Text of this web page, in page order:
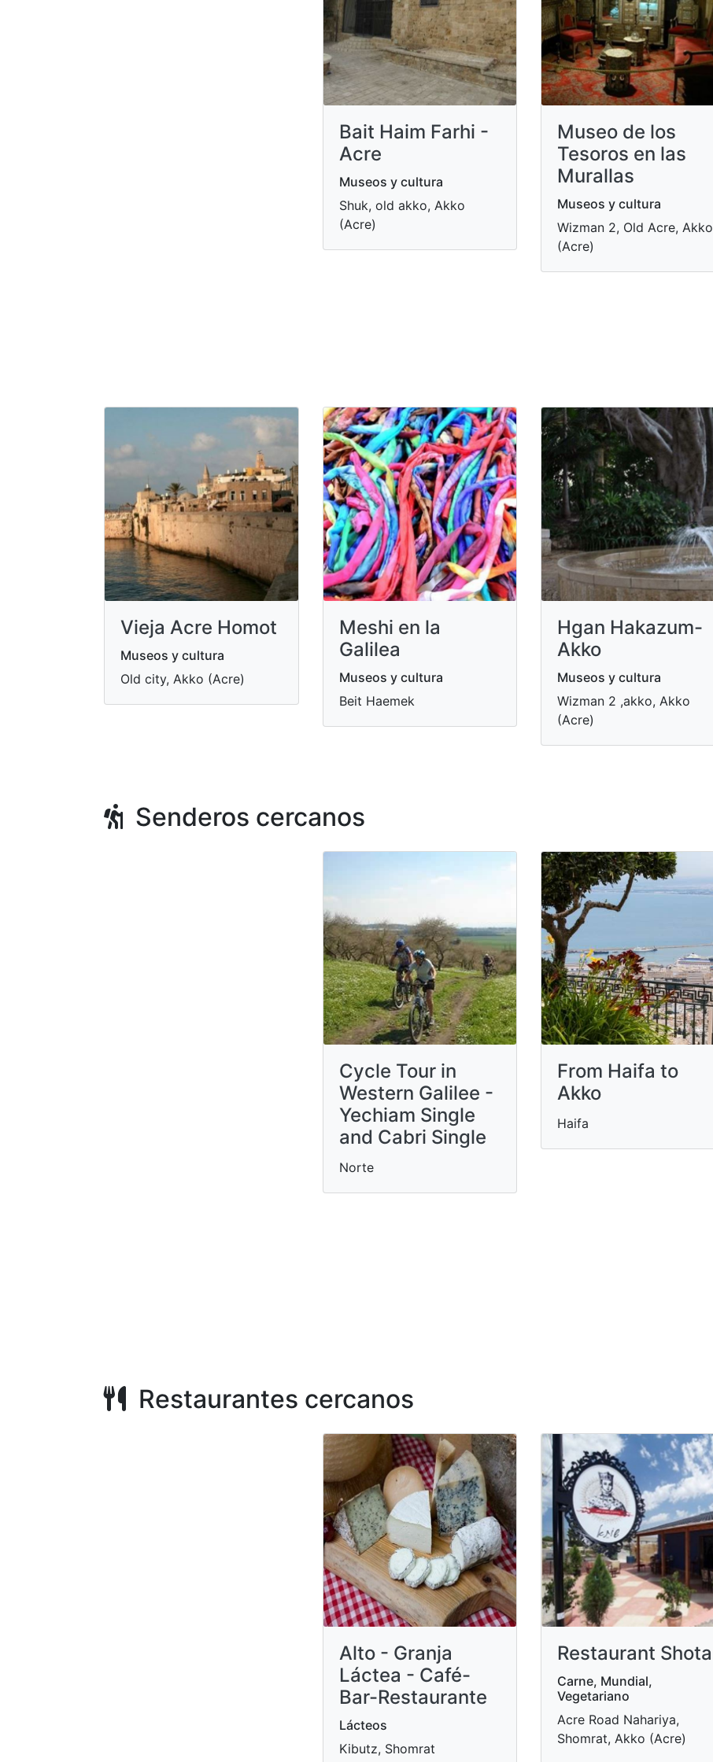
Bait Haim Farhi -
Acre
Museos y cultura
Shuk, old akko, Akko
(Acre)
Museo de los
Tesoros en las
Murallas
Museos y cultura
Wizman 2, Old Acre, Akko
(Acre)
Vieja Acre Homot
Museos y cultura
Old city, Akko (Acre)
Meshi en la
Galilea
Museos y cultura
Beit Haemek
Hgan Hakazum-
Akko
Museos y cultura
Wizman 2 ,akko, Akko
(Acre)
Senderos cercanos
Cycle Tour in
Western Galilee -
Yechiam Single
and Cabri Single
Norte
From Haifa to
Akko
Haifa
Restaurantes cercanos
Alto - Granja
Láctea - Café-
Bar-Restaurante
Lácteos
Kibutz, Shomrat
Restaurant Shota
Carne, Mundial,
Vegetariano
Acre Road Nahariya,
Shomrat, Akko (Acre)